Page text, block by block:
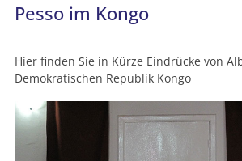
Pesso im Kongo
Hier finden Sie in Kürze Eindrücke von
Demokratischen Republik Kongo